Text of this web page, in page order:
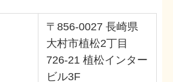
〒856-0027 長崎県
大村市植松2丁目
726-21 植松インター
ビル3F